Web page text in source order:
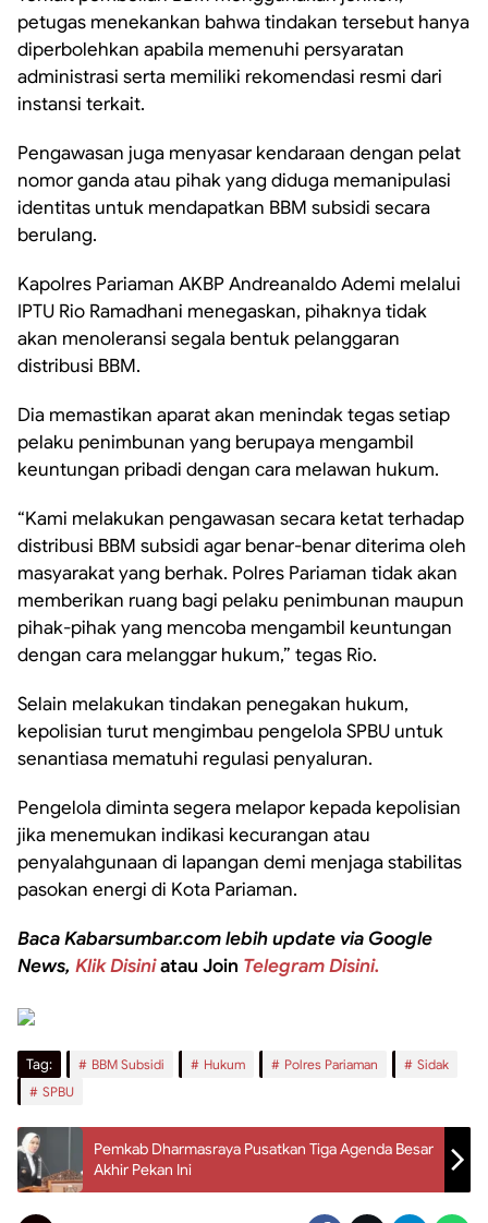
petugas menekankan bahwa tindakan tersebut hanya
diperbolehkan apabila memenuhi persyaratan
administrasi serta memiliki rekomendasi resmi dari
instansi terkait.
Pengawasan juga menyasar kendaraan dengan pelat
nomor ganda atau pihak yang diduga memanipulasi
identitas untuk mendapatkan BBM subsidi secara
berulang.
Kapolres Pariaman AKBP Andreanaldo Ademi melalui
IPTU Rio Ramadhani menegaskan, pihaknya tidak
akan menoleransi segala bentuk pelanggaran
distribusi BBM.
Dia memastikan aparat akan menindak tegas setiap
pelaku penimbunan yang berupaya mengambil
keuntungan pribadi dengan cara melawan hukum.
“Kami melakukan pengawasan secara ketat terhadap
distribusi BBM subsidi agar benar-benar diterima oleh
masyarakat yang berhak. Polres Pariaman tidak akan
memberikan ruang bagi pelaku penimbunan maupun
pihak-pihak yang mencoba mengambil keuntungan
dengan cara melanggar hukum,” tegas Rio.
Selain melakukan tindakan penegakan hukum,
kepolisian turut mengimbau pengelola SPBU untuk
senantiasa mematuhi regulasi penyaluran.
Pengelola diminta segera melapor kepada kepolisian
jika menemukan indikasi kecurangan atau
penyalahgunaan di lapangan demi menjaga stabilitas
pasokan energi di Kota Pariaman.
Baca Kabarsumbar.com lebih update via Google
News, Klik Disiniatau Join Telegram Disini.
Tag: BBM Subsidi Hukum Polres Pariaman
Sidak
SPBU
Pemkab Dharmasraya Pusatkan Tiga Agenda Besar
Akhir Pekan Ini